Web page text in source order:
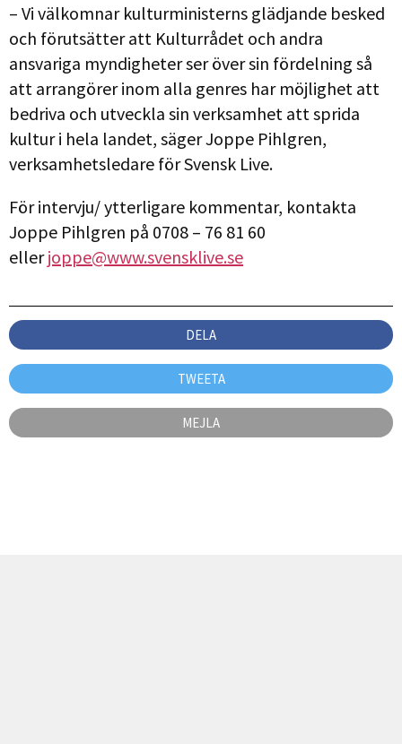
– Vi välkomnar kulturministerns glädjande besked
och förutsätter att Kulturrådet och andra
ansvariga myndigheter ser över sin fördelning så
att arrangörer inom alla genres har möjlighet att
bedriva och utveckla sin verksamhet att sprida
kultur i hela landet, säger Joppe Pihlgren,
verksamhetsledare för Svensk Live.
För intervju/ ytterligare kommentar, kontakta
Joppe Pihlgren på 0708 – 76 81 60
ellerjoppe@www.svensklive.se
DELA
TWEETA
MEJLA